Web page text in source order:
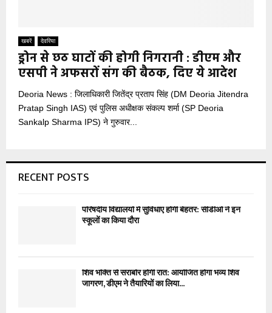
खबरें देवरिया
ड्रोन से छठ घाटों की होगी निगरानी : डीएम और
एसपी ने अफसरों संग की बैठक, दिए ये आदेश
Deoria News : जिलाधिकारी जितेंद्र प्रताप सिंह (DM Deoria Jitendra
Pratap Singh IAS) एवं पुलिस अधीक्षक संकल्प शर्मा (SP Deoria
Sankalp Sharma IPS) ने गुरुवार...
RECENT POSTS
परिषदीय विद्यालयों में सुविधाएं होंगी बेहतर: सीडीओ ने इन
स्कूलों का किया दौरा
शिव भक्ति से सराबोर होगी रात: आयोजित होगा भव्य शिव
जागरण, डीएम ने तैयारियों का लिया...